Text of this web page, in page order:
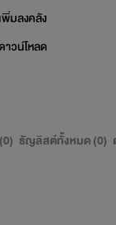
เพิ่มลงคลัง
าวน์โหลด
0) ธัญลิสต์ทั้งหมด (0)